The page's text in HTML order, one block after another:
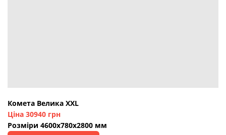
Комета Велика XXL
Ціна 30940 грн
Розміри 4600х780х2800 мм